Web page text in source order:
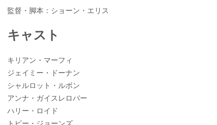
監督・脚本：ショーン・エリス
キャスト
キリアン・マーフィ
ジェイミー・ドーナン
シャルロット・ルボン
アンナ・ガイスレロバー
ハリー・ロイド
トビー・ジョーンズ